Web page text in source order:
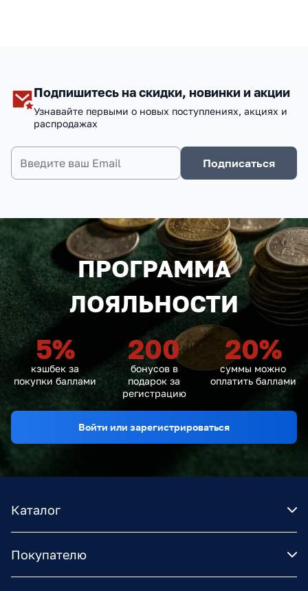
Подпишитесь на скидки, новинки и акции
Узнавайте первыми о новых поступлениях, акциях и
распродажах
Подписаться
ПРОГРАММА
ЛОЯЛЬНОСТИ
5%
кэшбек за
покупки баллами
200
бонусов в
подарок за
регистрацию
20%
суммы можно
оплатить баллами
Войти или зарегистрироваться
Каталог
Покупателю